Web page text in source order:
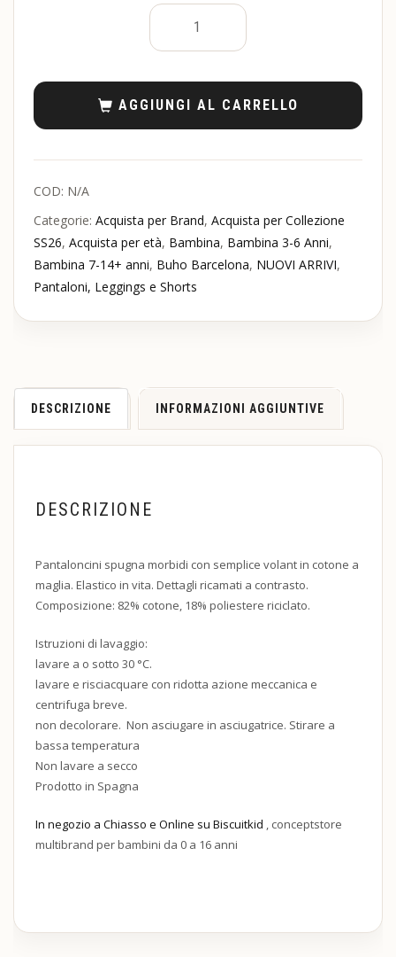
AGGIUNGI AL CARRELLO
COD: N/A
Categorie: Acquista per Brand, Acquista per Collezione
SS26, Acquista per età, Bambina, Bambina 3-6 Anni,
Bambina 7-14+ anni, Buho Barcelona, NUOVI ARRIVI,
Pantaloni, Leggings e Shorts
DESCRIZIONE INFORMAZIONI AGGIUNTIVE
DESCRIZIONE
Pantaloncini spugna morbidi con semplice volantin cotone a
maglia. Elastico in vita. Dettagli ricamati a contrasto.
Composizione: 82% cotone, 18% poliestere riciclato.
Istruzioni di lavaggio:
lavare a o sotto 30 °C.
lavare e risciacquare con ridotta azione meccanica e
centrifuga breve.
non decolorare. Non asciugare in asciugatrice. Stirare a
bassa temperatura
Non lavare a secco
Prodotto in Spagna
In negozio a Chiasso e Online su Biscuitkid , conceptstore
multibrand per bambini da 0 a 16 anni